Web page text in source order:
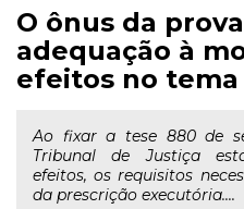
O ônus da
adequação à
efeitos no tema
Ao fixar a tese 880 de
Tribunal de Justiça
efeitos, os requisitos
da prescrição executória....